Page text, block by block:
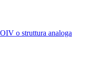
o struttura analoga